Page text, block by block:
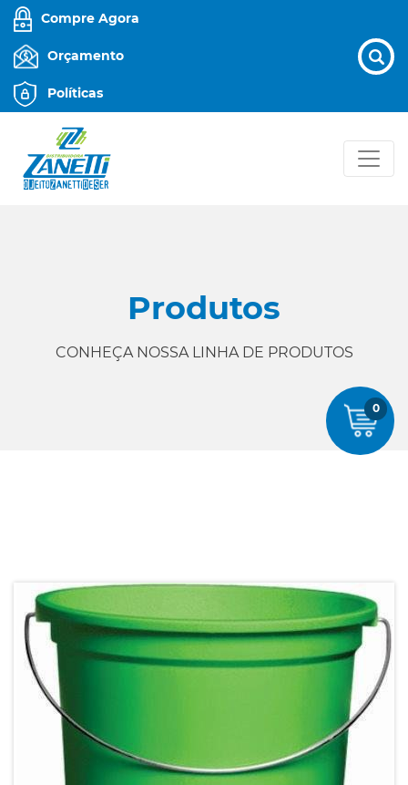
Compre Agora
Orçamento
Políticas
Produtos
CONHEÇA NOSSA LINHA DE PRODUTOS
0